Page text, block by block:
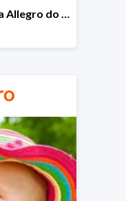
Powrót do szkoły na Allegro do -40%